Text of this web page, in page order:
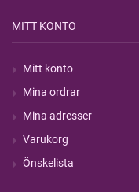
MITT KONTO
Mitt konto
Mina ordrar
Mina adresser
Varukorg
Önskelista